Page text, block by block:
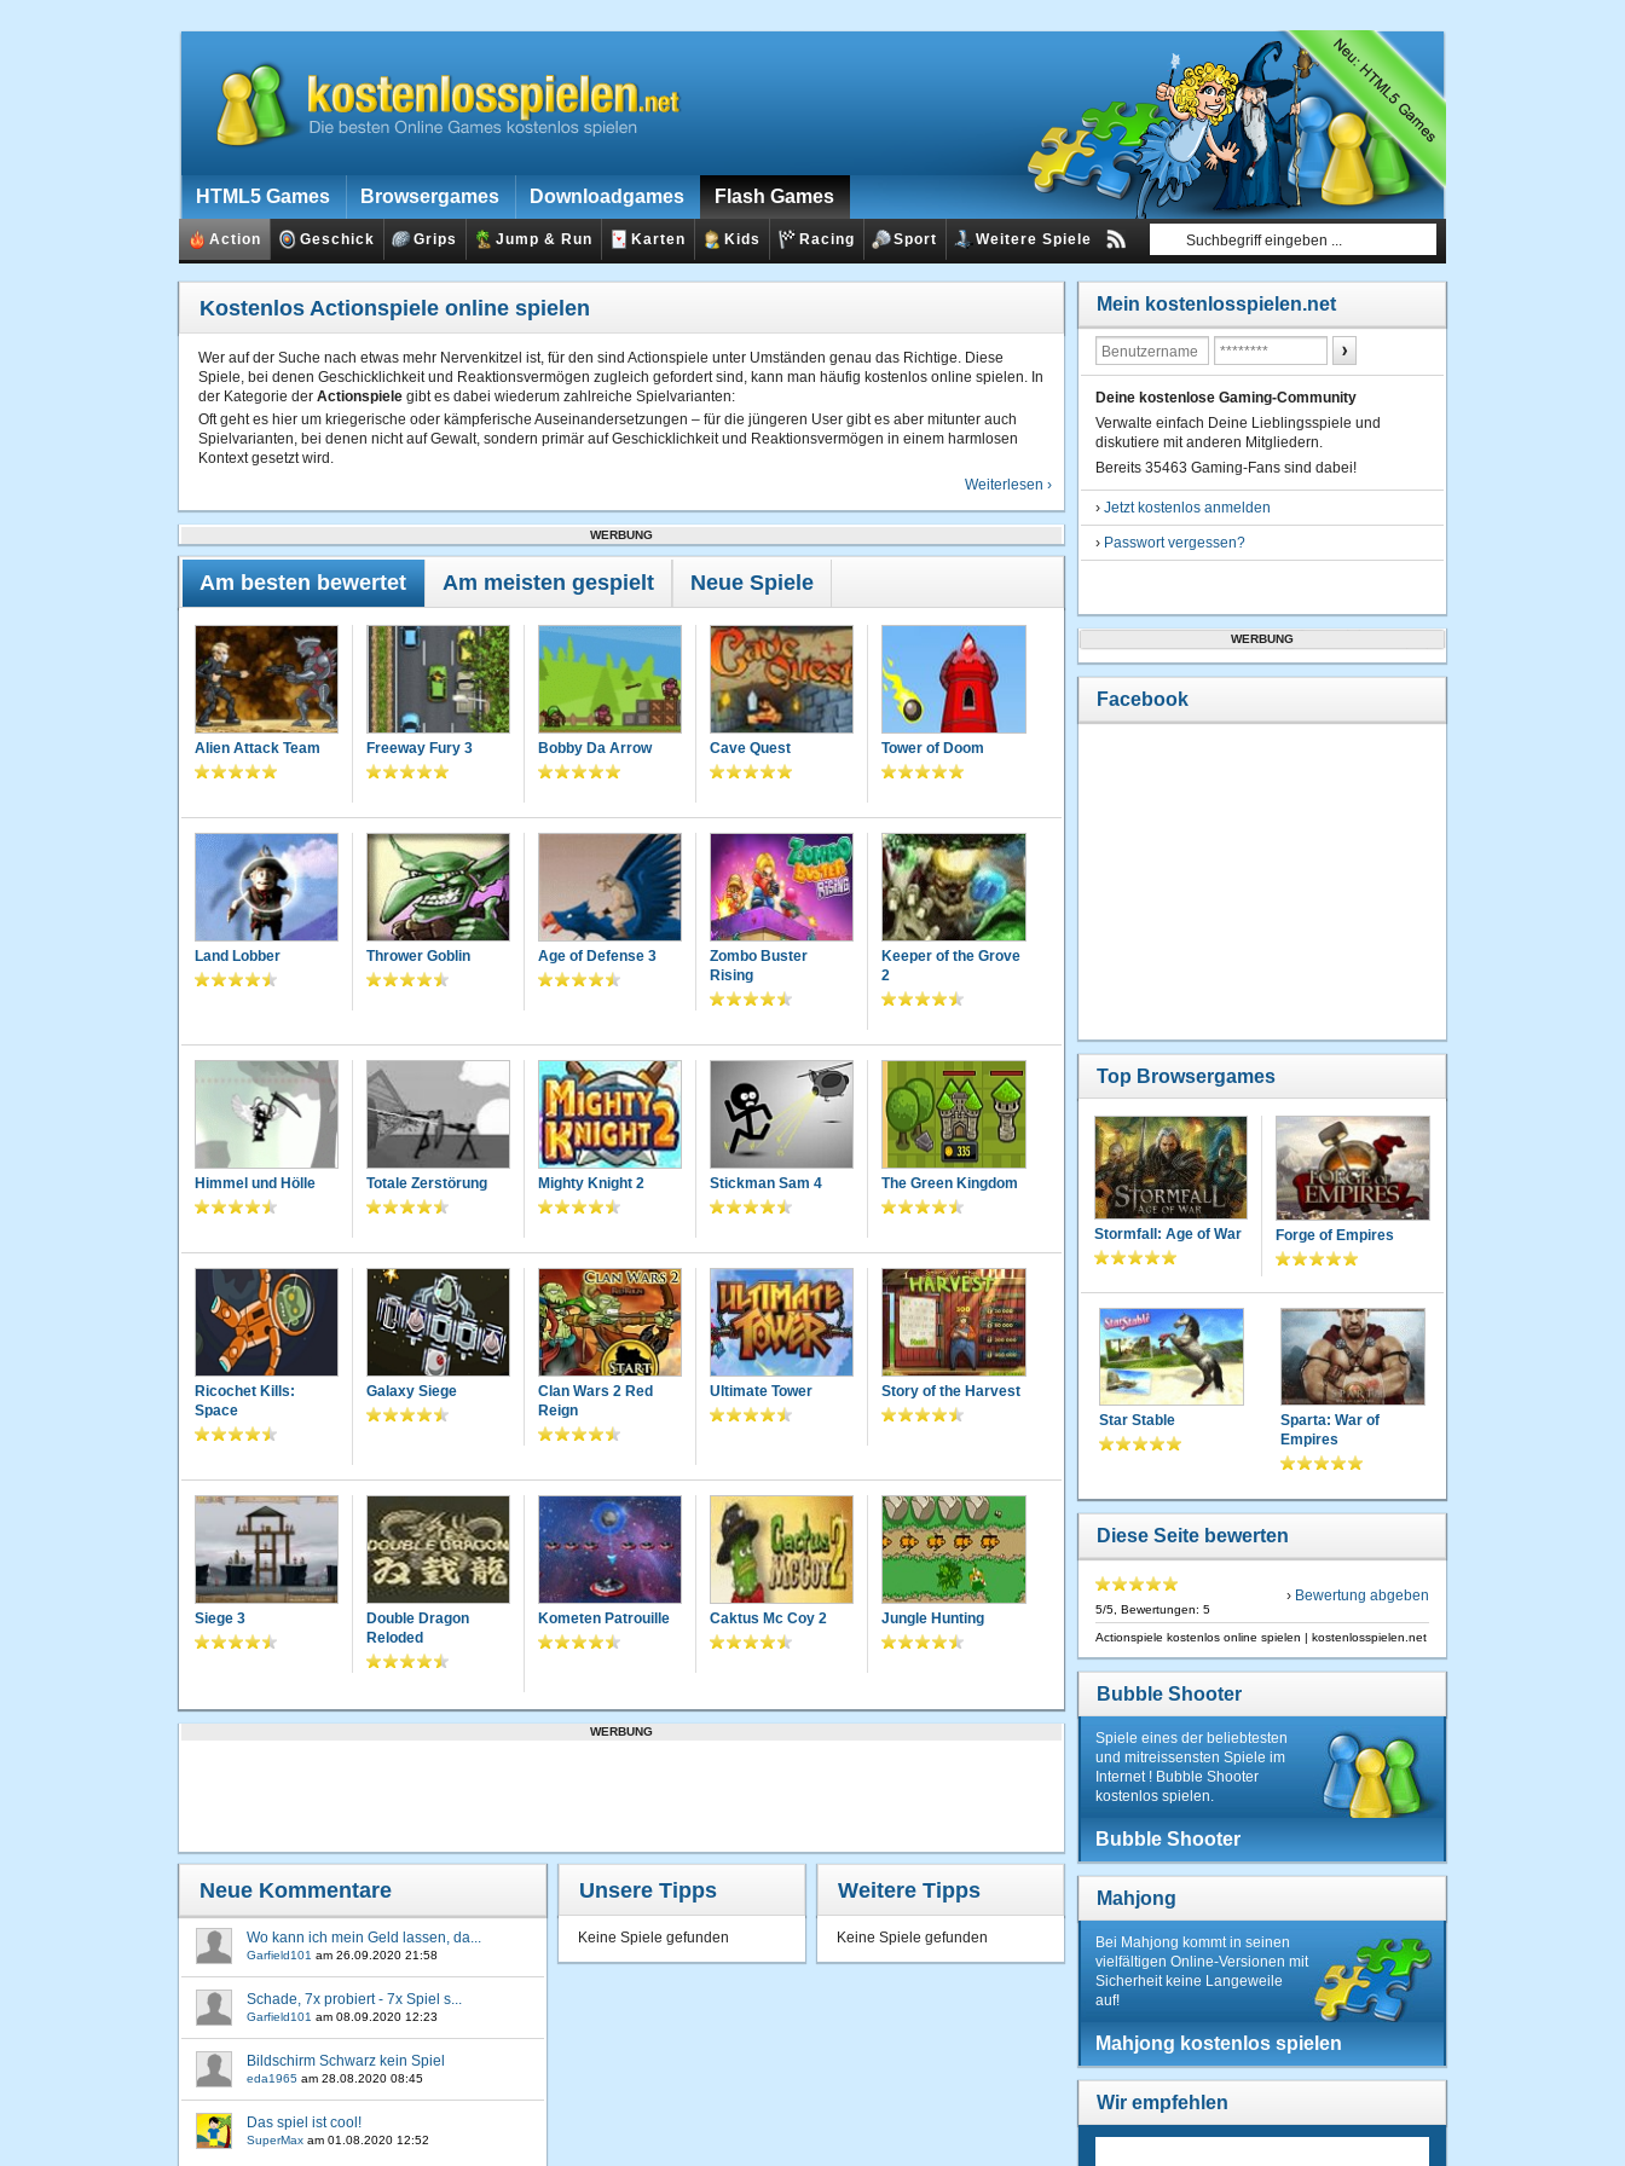
HTML5 Games Browsergames Downloadgames Flash Games
Action Geschick Grips Jump & Run Karten Kids Racing Sport Weitere Spiele
Kostenlos Actionspiele online spielen
Wer auf der Suche nach etwas mehr Nervenkitzel ist, für den sind Actionspiele unter Umständen genau das Richtige. Diese
Spiele, bei denen Geschicklichkeit und Reaktionsvermögen zugleich gefordert sind, kann man häufig kostenlos online spielen. In
der Kategorie der Actionspiele gibt es dabei wiederum zahlreiche Spielvarianten:
Oft geht es hier um kriegerische oder kämpferische Auseinandersetzungen – für die jüngeren User gibt es aber mitunter auch
Spielvarianten, bei denen nicht auf Gewalt, sondern primär auf Geschicklichkeit und Reaktionsvermögen in einem harmlosen
Kontext gesetzt wird.
Actionspielin
Weiterlesen ›
WERBUNG
Am besten bewertet Am meisten gespielt Neue Spiele
Alien Attack Team Freeway Fury 3 Bobby Da Arrow Cave Quest Tower of Doom
Land Lobber Thrower Goblin Age of Defense 3
Zombo Buster
Rising
Keeper of the Grove
2
Himmel und Hölle Totale Zerstörung Mighty Knight 2 Stickman Sam 4 The Green Kingdom
Ricochet Kills:
Space
Galaxy Siege
Clan Wars 2 Red
Reign
Ultimate Tower Story of the Harvest
Siege 3
Double Dragon
Reloded
Kometen Patrouille Caktus Mc Coy 2 Jungle Hunting
WERBUNG
Neue Kommentare
Wo kann ich mein Geld lassen, da...
Garfield101 am 26.09.2020 21:58
Schade, 7x probiert - 7x Spiel s...
Garfield101 am 08.09.2020 12:23
Bildschirm Schwarz kein Spiel
eda1965 am 28.08.2020 08:45
Das spiel ist cool!
SuperMax am 01.08.2020 12:52
Unsere Tipps
Keine Spiele gefunden
Weitere Tipps
Keine Spiele gefunden
Mein kostenlosspielen.net
Deine kostenlose Gaming-Community
Verwalte einfach Deine Lieblingsspiele und
diskutiere mit anderen Mitgliedern.
Bereits 35463 Gaming-Fans sind dabei!
› Jetzt kostenlos anmelden
› Passwort vergessen?
WERBUNG
Facebook
Top Browsergames
Stormfall: Age of War Forge of Empires
Star Stable
Sparta: War of
Empires
Diese Seite bewerten
5/5 , Bewertungen: 5
› Bewertung abgeben
Actionspiele kostenlos online spielen | kostenlosspielen.net
Bubble Shooter
Spiele eines der beliebtesten
und mitreissensten Spiele im
Internet ! Bubble Shooter
kostenlos spielen.
Bubble Shooter
Mahjong
Bei Mahjong kommt in seinen
vielfältigen Online-Versionen mit
Sicherheit keine Langeweile
auf!
Mahjong kostenlos spielen
Wir empfehlen